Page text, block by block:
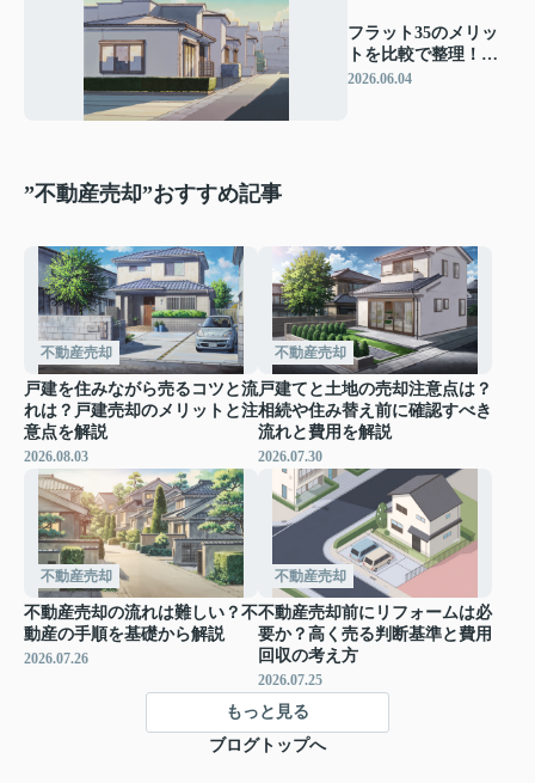
フラット35のメリッ
トを比較で整理！デ
メリットも踏まえ住
2026.06.04
”不動産売却”おすすめ記事
不動産売却
戸建を住みながら売るコツと流
れは？戸建売却のメリットと注
意点を解説
2026.08.03
不動産売却
戸建てと土地の売却注意点は？
相続や住み替え前に確認すべき
流れと費用を解説
2026.07.30
不動産売却
不動産売却の流れは難しい？不
動産の手順を基礎から解説
2026.07.26
不動産売却
不動産売却前にリフォームは必
要か？高く売る判断基準と費用
回収の考え方
2026.07.25
もっと見る
ブログトップへ